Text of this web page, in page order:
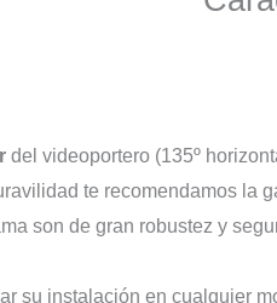
del videoportero (135º
te recomendamos la
son de gran robustez y
su instalación en cualquier